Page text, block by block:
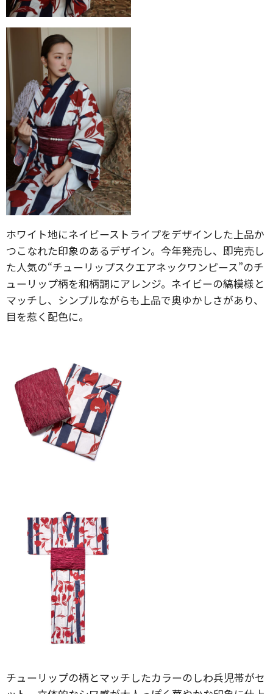
ホワイト地にネイビーストライプをデザインした上品か
つこなれた印象のあるデザイン。今年発売し、即完売し
た人気の“チューリップスクエアネックワンピース”のチ
ューリップ柄を和柄調にアレンジ。ネイビーの縞模様と
マッチし、シンプルながらも上品で奥ゆかしさがあり、
目を惹く配色に。
チューリップの柄とマッチしたカラーのしわ兵児帯がセ